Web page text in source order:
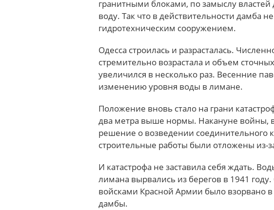
гранитными блоками, по замыслу
воду. Так что в действительности дамба
гидротехническим сооружением.
Одесса строилась и разрасталась.
стремительно возрастала и объем
увеличился в несколько раз. Весенние
изменению уровня воды в лимане.
Положение вновь стало на грани
два метра выше нормы. Накануне войны,
решение о возведении соединительного
строительные работы были отложены из-
И катастрофа не заставила себя ждать.
лимана вырвались из берегов в 1941
войсками Красной Армии было взорвано в
дамбы.